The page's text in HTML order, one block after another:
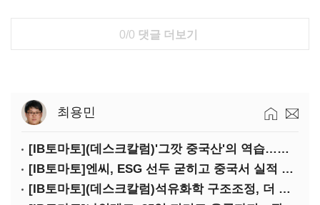
0/0 댓글 더보기
최용민
[IB토마토](데스크칼럼)'그깟 중국산'의 역습…전기차 시장도 내줄 셈인가
[IB토마토]엔씨, ESG 선두 굳히고 중국서 실적 반등 시동
[IB토마토](데스크칼럼)석유화학 구조조정, 더 미루면 공멸이다